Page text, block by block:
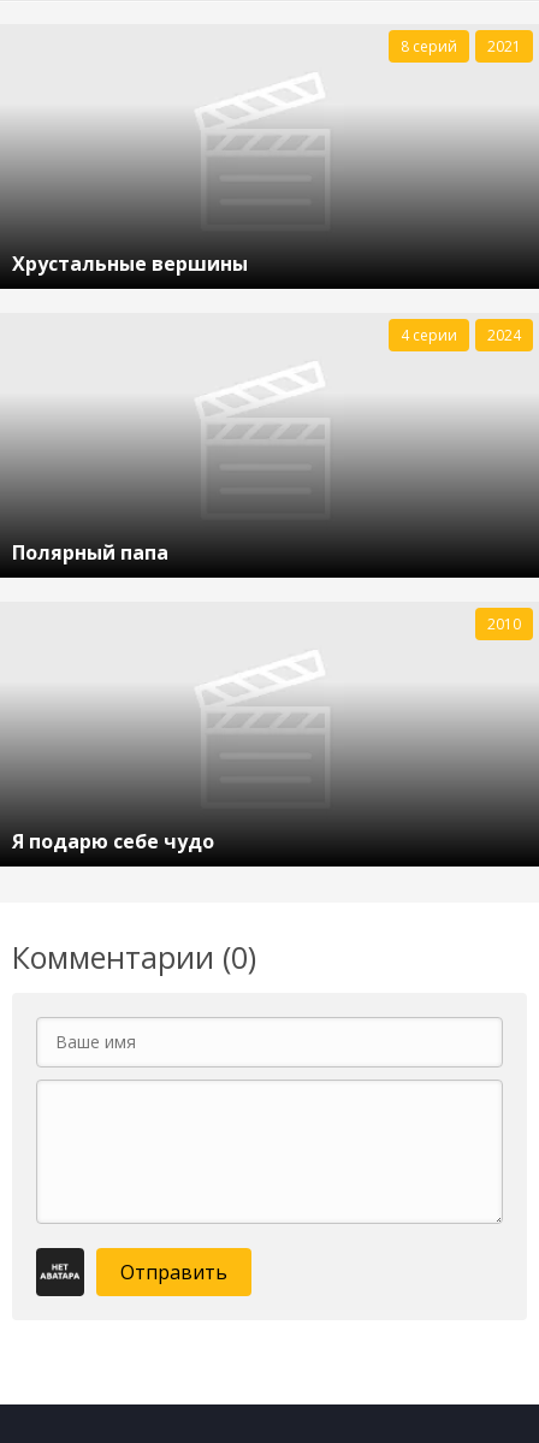
Хрустальные вершины
8 серий 2021
Полярный папа
4 серии 2024
Я подарю себе чудо
2010
Комментарии (0)
Отправить